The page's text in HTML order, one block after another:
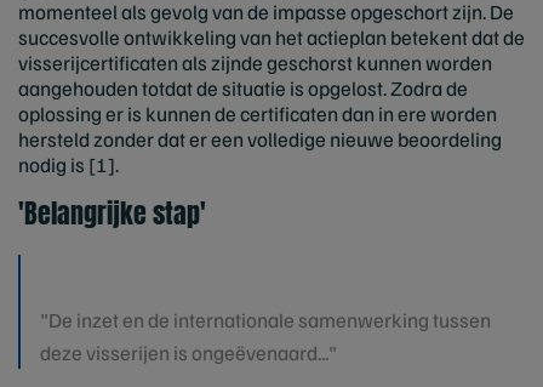
momenteel als gevolg van de impasse opgeschort zijn. De
succesvolle ontwikkeling van het actieplan betekent dat de
visserijcertificaten als zijnde geschorst kunnen worden
aangehouden totdat de situatie is opgelost. Zodra de
oplossing er is kunnen de certificaten dan in ere worden
hersteld zonder dat er een volledige nieuwe beoordeling
nodig is [1].
'Belangrijke stap'
"De inzet en de internationale samenwerking tussen
deze visserijen is ongeëvenaard..."